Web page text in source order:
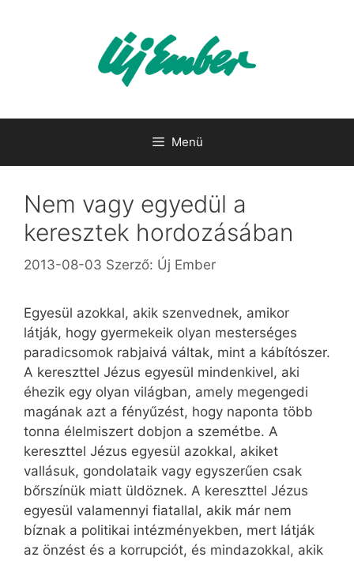
Menü
Nem vagy egyedül a
keresztek hordozásában
2013-08-03 Szerző: Új Ember
Egyesül azokkal, akik szenvednek, amikor
látják, hogy gyermekeik olyan mesterséges
paradicsomok rabjaivá váltak, mint a kábítószer.
A kereszttel Jézus egyesül mindenkivel, aki
éhezik egy olyan világban, amely megengedi
magának azt a fényűzést, hogy naponta több
tonna élelmiszert dobjon a szemétbe. A
kereszttel Jézus egyesül azokkal, akiket
vallásuk, gondolataik vagy egyszerűen csak
bőrszínük miatt üldöznek. A kereszttel Jézus
egyesül valamennyi fiatallal, akik már nem
bíznak a politikai intézményekben, mert látják
az önzést és a korrupciót, és mindazokkal, akik